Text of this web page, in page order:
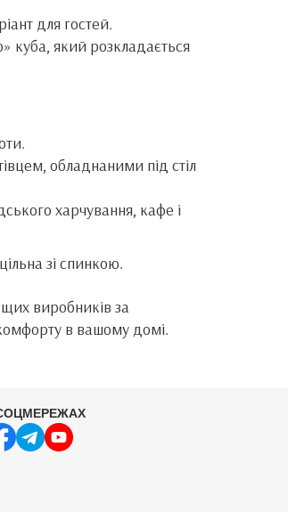
для гостей.
куба, який розкладається
обладнаними під стіл
харчування, кафе і
зі спинкою.
виробників за
в вашому домі.